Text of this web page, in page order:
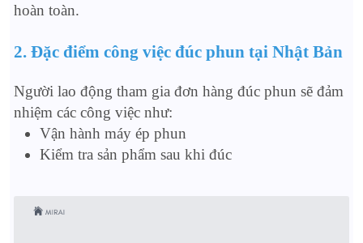
hoàn toàn.
2. Đặc điểm công việc đúc phun tại Nhật Bản
Người lao động tham gia đơn hàng đúc phun sẽ đảm
nhiệm các công việc như:
Vận hành máy ép phun
Kiểm tra sản phẩm sau khi đúc